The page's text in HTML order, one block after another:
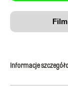
Informacje